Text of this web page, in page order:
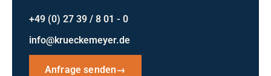
+49 (0) 27 39 / 8 01 - 0
info@krueckemeyer.de
Anfrage senden→